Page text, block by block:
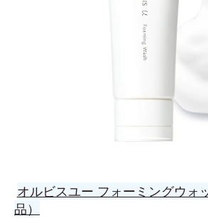
オルビスユー フォーミングウォ
品）